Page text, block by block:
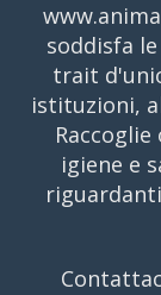
soddisfa
trait
istituzioni,
igiene e